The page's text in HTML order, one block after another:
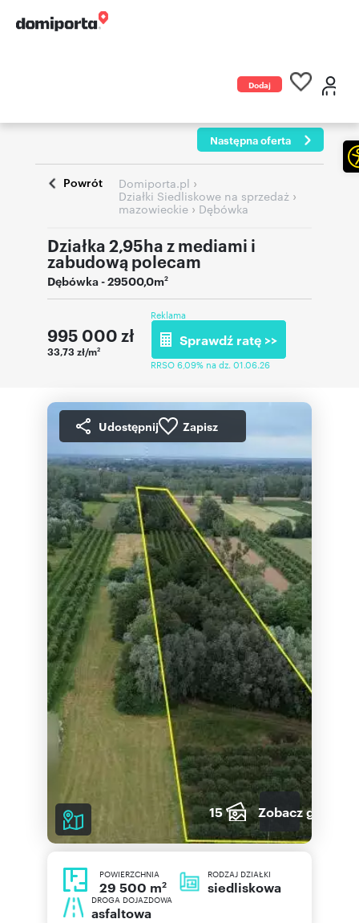
Dodaj
Następna oferta
Powrót Domiporta.pl ›
Działki Siedliskowe na sprzedaż ›
mazowieckie › Dębówka
Działka 2,95ha z mediami i
zabudową polecam
Dębówka- 29500,0m2
995 000 zł
33,73 zł/m2
Reklama
Sprawdź ratę >>
RRSO 6,09% na dz. 01.06.26
Udostępnij Zapisz
15 Zobacz galerię
POWIERZCHNIA
29 500 m2
RODZAJ DZIAŁKI
siedliskowa
DROGA DOJAZDOWA
asfaltowa